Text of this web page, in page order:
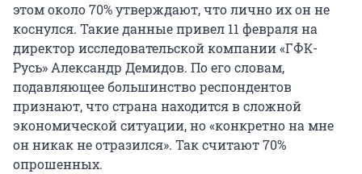
этом около 70% утверждают, что лично их он не
коснулся. Такие данные привел 11 февраля на
директор исследовательской компании «ГФК-
Русь» Александр Демидов. По его словам,
подавляющее большинство респондентов
признают, что страна находится в сложной
экономической ситуации, но «конкретно на мне
он никак не отразился». Так считают 70%
опрошенных.